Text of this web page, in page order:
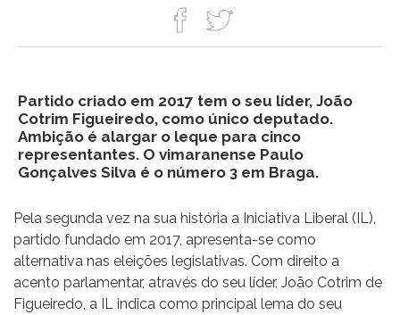
Partido criado em 2017 tem o seu líder, João
Cotrim Figueiredo, como único deputado.
Ambição é alargar o leque para cinco
representantes. O vimaranense Paulo
Gonçalves Silva é o número 3 em Braga.
Pela segunda vez na sua história a Iniciativa Liberal (IL),
partido fundado em 2017, apresenta-se como
alternativa nas eleições legislativas. Com direito a
acento parlamentar, através do seu líder, João Cotrim de
Figueiredo, a IL indica como principal lema do seu